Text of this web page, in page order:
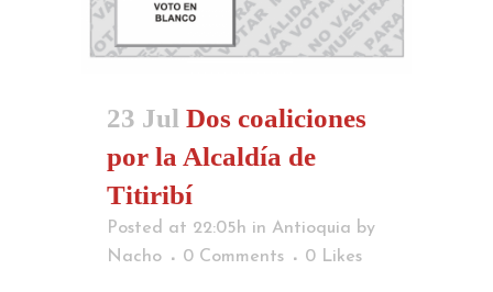
23 Jul Dos coaliciones
por la Alcaldía de
Titiribí
Posted at 22:05h in Antioquia by
Nacho
0 Comments 0 Likes